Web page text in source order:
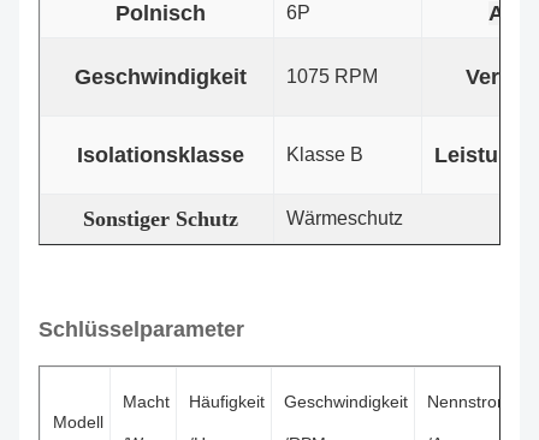
Polnisch 6P
Geschwindigkeit 1075 RPM
Isolationsklasse Klasse B
Sonstiger Schutz Wärmeschutz
Schlüsselparameter
Modell
Macht Häufigkeit Geschwindigkeit Nennstrom